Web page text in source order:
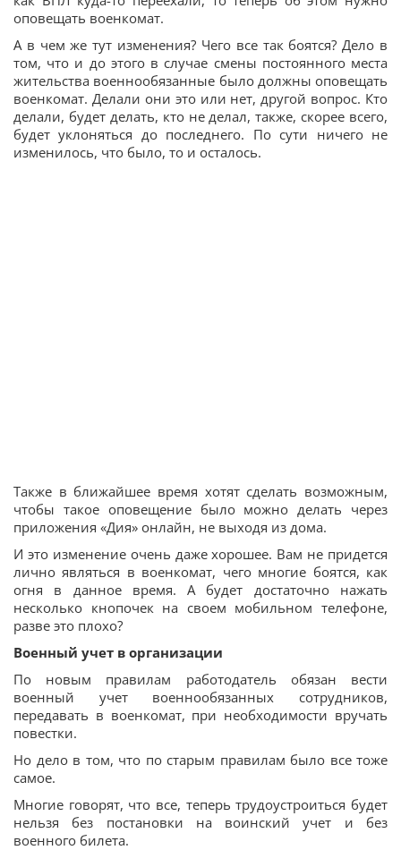
оповещать военкомат.
А в чем же тут изменения? Чего все так боятся? Дело в
том, что и до этого в случае смены постоянного места
жительства военнообязанные было должны оповещать
военкомат. Делали они это или нет, другой вопрос. Кто
делали, будет делать, кто не делал, также, скорее всего,
будет уклоняться до последнего. По сути ничего не
изменилось, что было, то и осталось.
Также в ближайшее время хотят сделать возможным,
чтобы такое оповещение было можно делать через
приложения «Дия» онлайн, не выходя из дома.
И это изменение очень даже хорошее. Вам не придется
лично являться в военкомат, чего многие боятся, как
огня в данное время. А будет достаточно нажать
несколько кнопочек на своем мобильном телефоне,
разве это плохо?
Военный учет в организации
По новым правилам работодатель обязан вести
военный учет военнообязанных сотрудников,
передавать в военкомат, при необходимости вручать
повестки.
Но дело в том, что по старым правилам было все тоже
самое.
Многие говорят, что все, теперь трудоустроиться будет
нельзя без постановки на воинский учет и без
военного билета.